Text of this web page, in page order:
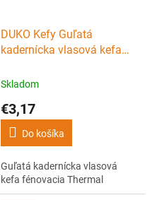
DUKO Kefy Guľatá
kadernícka vlasová kefa
Skladom
€3,17
Do košíka
Guľatá kadernícka vlasová
kefa fénovacia Thermal